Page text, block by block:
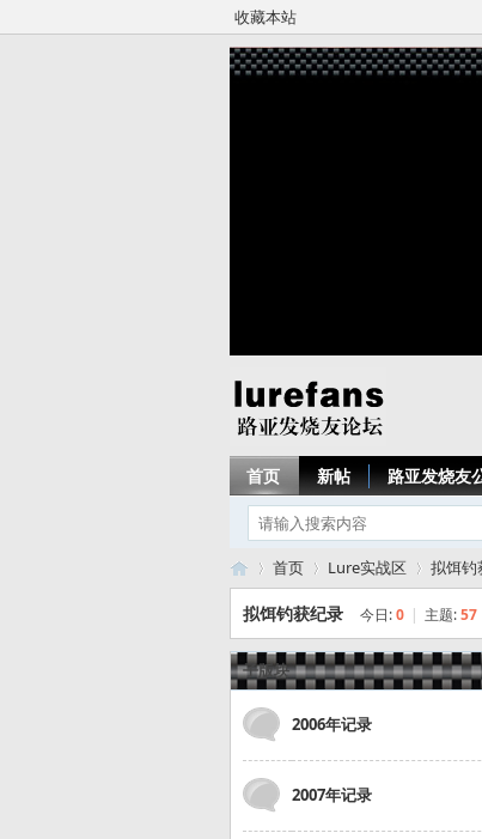
收藏本站
首页 新帖 路亚发烧友
路»
首页
›
Lure实战区
›
拟饵钓
拟饵钓获纪录 今日:0 | 主题:57
子版块
2006年记录
2007年记录